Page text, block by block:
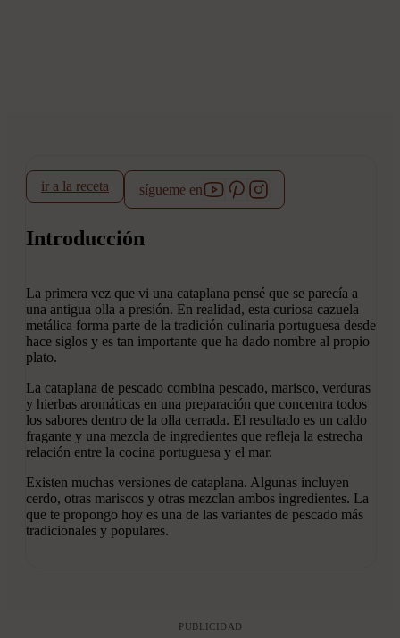
Introducción
ir a la receta sígueme en
La primera vez que vi una cataplana pensé que se parecía a
una antigua olla a presión. En realidad, esta curiosa cazuela
metálica forma parte de la tradición culinaria portuguesa desde
hace siglos y es tan importante que ha dado nombre al propio
plato.
La cataplana de pescado combina pescado, marisco, verduras
y hierbas aromáticas en una preparación que concentra todos
los sabores dentro de la olla cerrada. El resultado es un caldo
fragante y una mezcla de ingredientes que refleja la estrecha
relación entre la cocina portuguesa y el mar.
Existen muchas versiones de cataplana. Algunas incluyen
cerdo, otras mariscos y otras mezclan ambos ingredientes. La
que te propongo hoy es una de las variantes de pescado más
tradicionales y populares.
PUBLICIDAD